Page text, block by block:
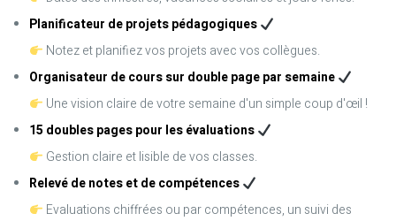
Planificateur de projets pédagogiques
Notez et planifiez vos projets avec vos collègues.
Organisateur de cours sur double page par semaine
Une vision claire de votre semaine d'un simple coup d'œil !
15 doubles pages pour les évaluations
Gestion claire et lisible de vos classes.
Relevé de notes et de compétences
Evaluations chiffrées ou par compétences, un suivi des